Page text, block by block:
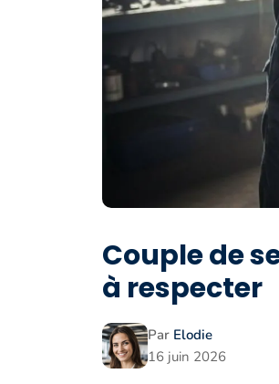
Couple de
à respecter
Par Elodie
16 juin 2026